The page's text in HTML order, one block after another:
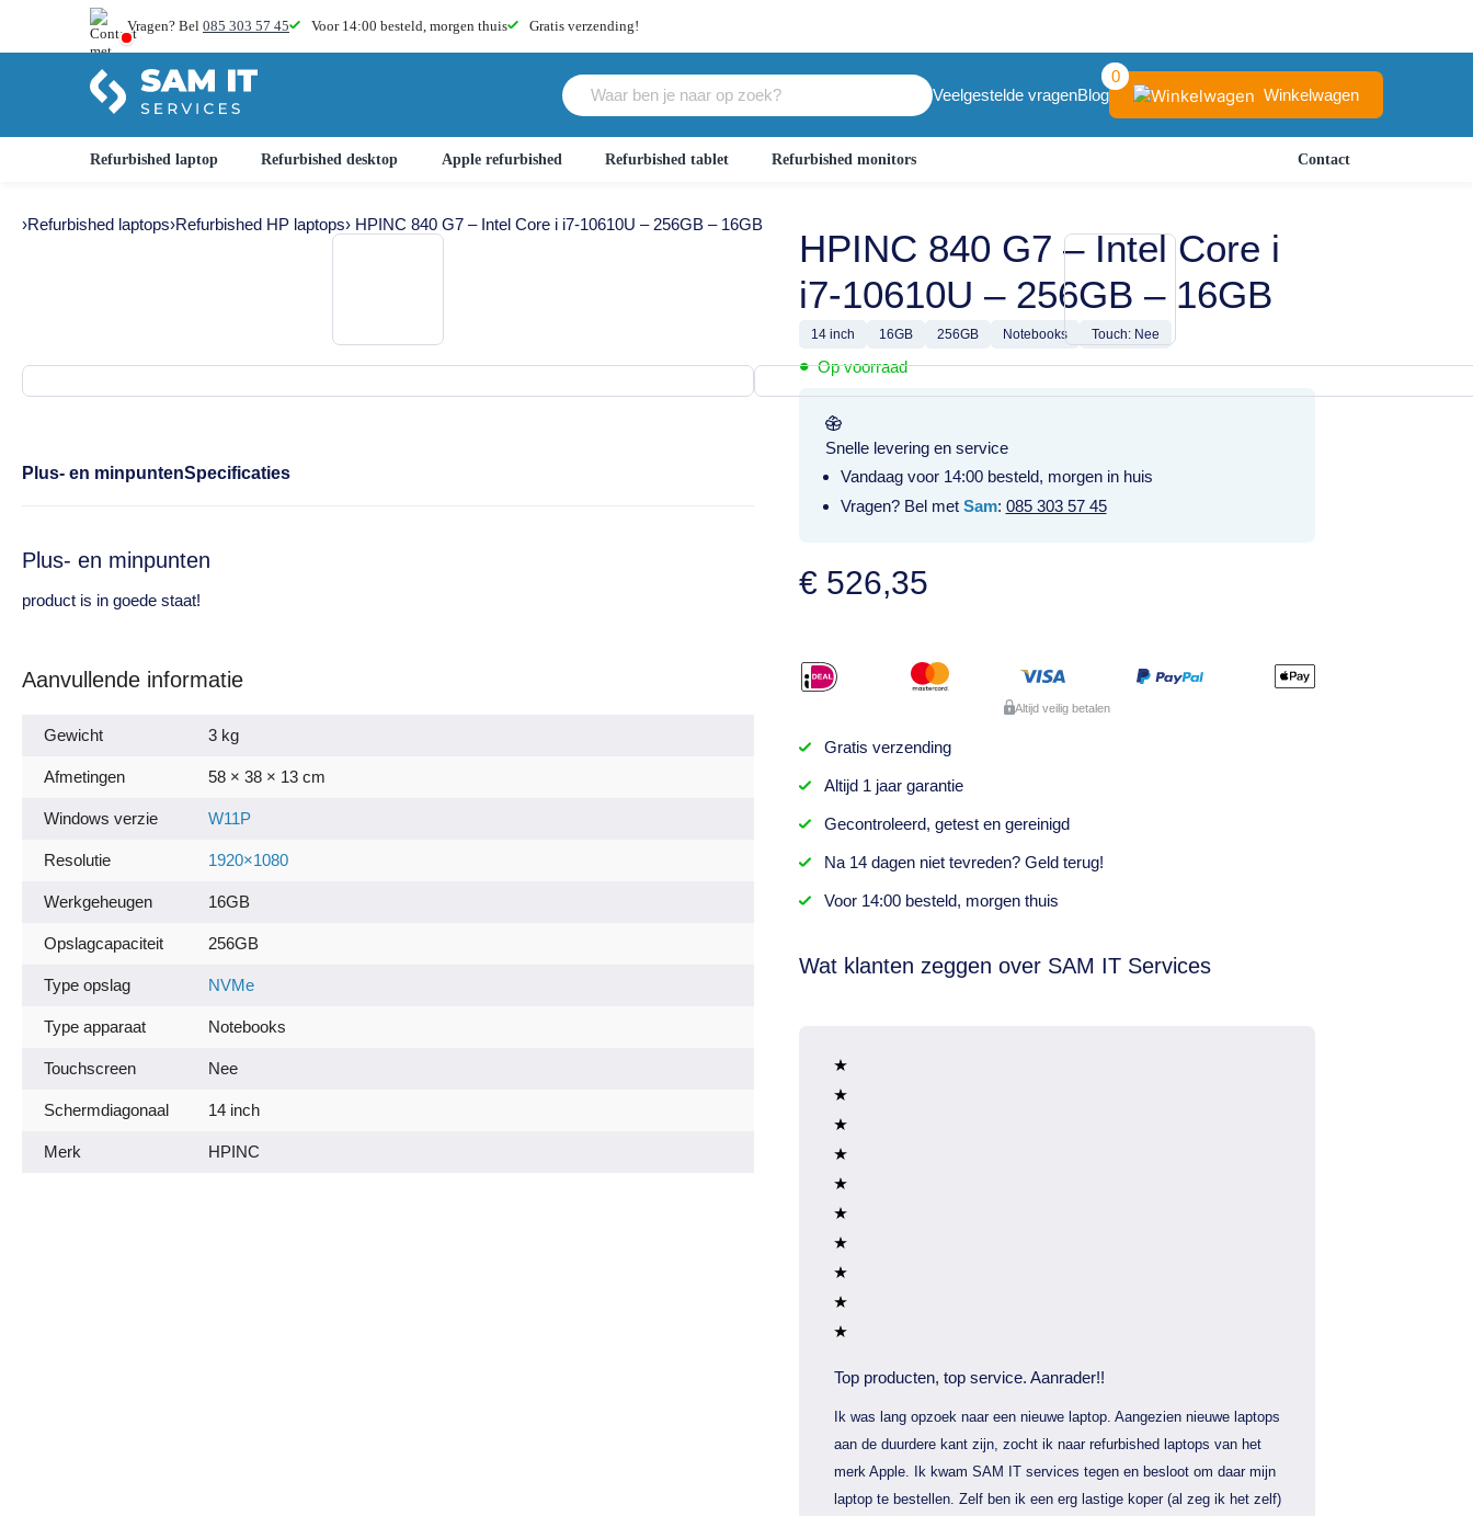
Vragen? Bel 085 303 57 45 Voor 14:00 besteld, morgen thuis Gratis verzending!
Veelgestelde vragenBlog
0
Winkelwagen
Refurbished laptop Refurbished desktop Apple refurbished Refurbished tablet Refurbished monitors Contact
›Refurbished laptops›Refurbished HP laptops› HPINC 840 G7 – Intel Core i i7-10610U – 256GB – 16GB
Plus- en minpuntenSpecificaties
Plus- en minpunten
product is in goede staat!
Aanvullende informatie
Gewicht 3 kg
Afmetingen 58 × 38 × 13 cm
Windows verzie W11P
Resolutie 1920×1080
Werkgeheugen 16GB
Opslagcapaciteit 256GB
Type opslag NVMe
Type apparaat Notebooks
Touchscreen Nee
Schermdiagonaal 14 inch
Merk HPINC
HPINC 840 G7 – Intel Core i
i7-10610U – 256GB – 16GB
14 inch 16GB 256GB Notebooks Touch: Nee
• Op voorraad
Snelle levering en service
Vandaag voor 14:00 besteld, morgen in huis
Vragen? Bel met Sam: 085 303 57 45
€ 526,35
Altijd veilig betalen
Gratis verzending
Altijd 1 jaargarantie
Gecontroleerd, getesten gereinigd
Na 14 dagenniet tevreden? Geld terug!
Voor 14:00 besteld, morgen thuis
Wat klanten zeggen over SAM IT Services
Top producten, top service. Aanrader!!
Ik was lang opzoek naar een nieuwe laptop. Aangezien nieuwe laptops
aan de duurdere kant zijn, zocht ik naar refurbished laptops van het
merk Apple. Ik kwam SAM IT services tegen en besloot om daar mijn
laptop te bestellen. Zelf ben ik een erg lastige koper (al zeg ik het zelf)